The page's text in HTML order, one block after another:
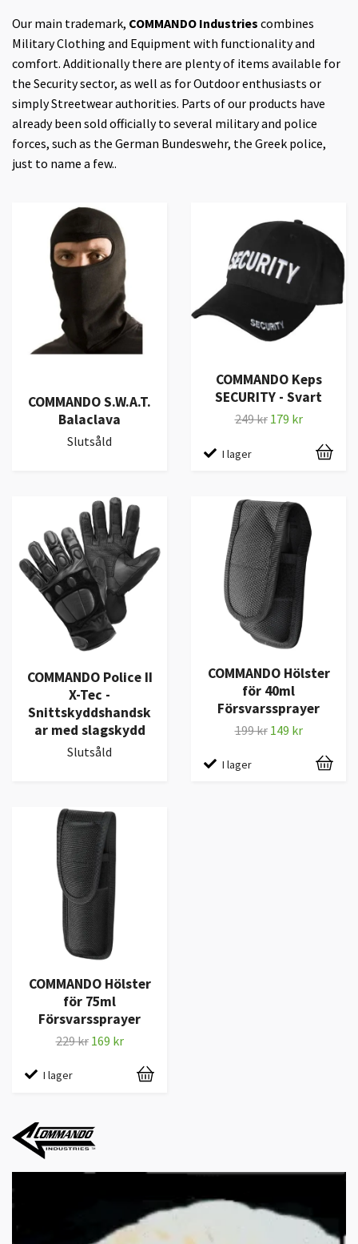
Our main trademark, COMMANDO Industries combines
Military Clothing and Equipment with functionality and
comfort. Additionally there are plenty of items available for
the Security sector, as well as for Outdoor enthusiasts or
simply Streetwear authorities. Parts of our products have
already been sold officially to several military and police
forces, such as the German Bundeswehr, the Greek police,
just to name a few..
COMMANDO S.W.A.T.
Balaclava
Slutsåld
COMMANDO Keps
SECURITY - Svart
249 kr 179 kr
I lager
COMMANDO Police II
X-Tec -
Snittskyddshandsk
ar med slagskydd
Slutsåld
COMMANDO Hölster
för 40ml
Försvarssprayer
199 kr 149 kr
I lager
COMMANDO Hölster
för 75ml
Försvarssprayer
229 kr 169 kr
I lager